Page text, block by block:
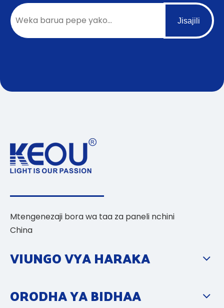
Jisajili
Mtengenezaji bora wa taa za paneli nchini
China
VIUNGO VYA HARAKA
ORODHA YA BIDHAA